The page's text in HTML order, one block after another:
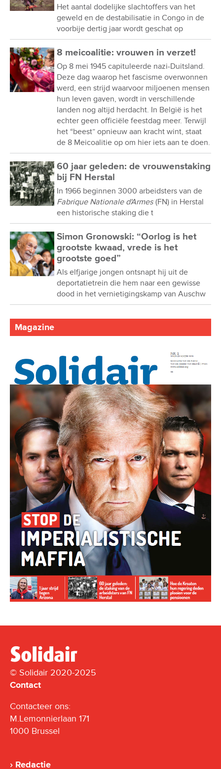
Het aantal dodelijke slachtoffers van het
geweld en de destabilisatie in Congo in de
voorbije dertig jaar wordt geschat op
8 meicoalitie: vrouwen in verzet!
Op 8 mei 1945 capituleerde nazi-Duitsland.
Deze dag waarop het fascisme overwonnen
werd, een strijd waarvoor miljoenen mensen
hun leven gaven, wordt in verschillende
landen nog altijd herdacht. In België is het
echter geen officiële feestdag meer. Terwijl
het “beest” opnieuw aan kracht wint, staat
de 8 Meicoalitie op om hier iets aan te doen.
60 jaar geleden: de vrouwenstaking
bij FN Herstal
In 1966 beginnen 3000 arbeidsters van de
Fabrique Nationale d'Armes (FN) in Herstal
een historische staking die t
Simon Gronowski: “Oorlog is het
grootste kwaad, vrede is het
grootste goed”
Als elfjarige jongen ontsnapt hij uit de
deportatietrein die hem naar een gewisse
dood in het vernietigingskamp van Auschw
Magazine
© Solidair 2020-2025
Contact
Contacteer ons:
M.Lemonnierlaan 171
1000 Brussel
Redactie